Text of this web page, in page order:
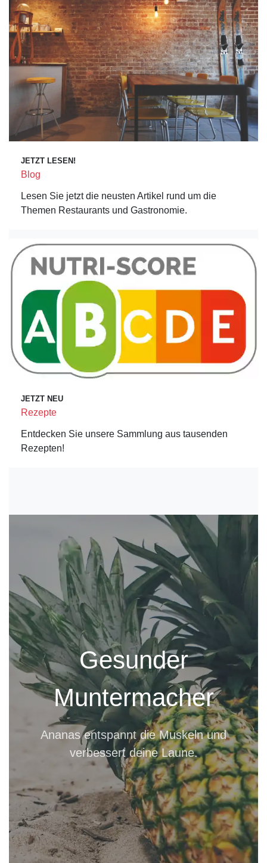
JETZT LESEN!
Blog
Lesen Sie jetzt die neusten Artikel rund um die
Themen Restaurants und Gastronomie.
JETZT NEU
Rezepte
Entdecken Sie unsere Sammlung aus tausenden
Rezepten!
Gesunder
Muntermacher
Ananas entspannt die Muskeln und
verbessert deine Laune.